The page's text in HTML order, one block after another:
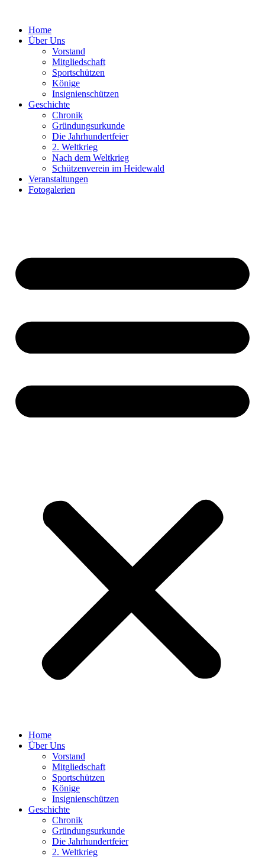
Home
Über Uns
Vorstand
Mitgliedschaft
Sportschützen
Könige
Insignienschützen
Geschichte
Chronik
Gründungsurkunde
Die Jahrhundertfeier
2. Weltkrieg
Nach dem Weltkrieg
Schützenverein im Heidewald
Veranstaltungen
Fotogalerien
Home
Über Uns
Vorstand
Mitgliedschaft
Sportschützen
Könige
Insignienschützen
Geschichte
Chronik
Gründungsurkunde
Die Jahrhundertfeier
2. Weltkrieg